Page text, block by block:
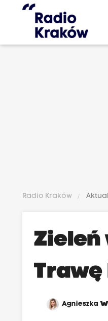
Radio Kraków
Zieleń
Trawę
Agnieszka